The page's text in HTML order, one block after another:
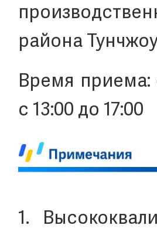
района
Время приема:
с 13:00 до 17:00
1.